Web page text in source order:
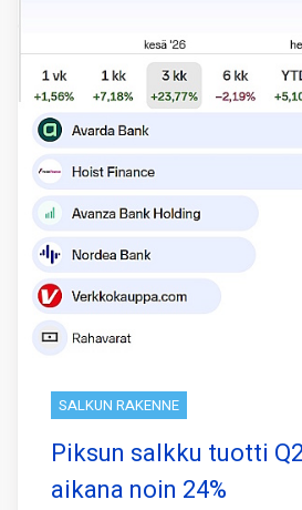
SALKUN RAKENNE
Piksun salkku tuotti
aikana noin 24%